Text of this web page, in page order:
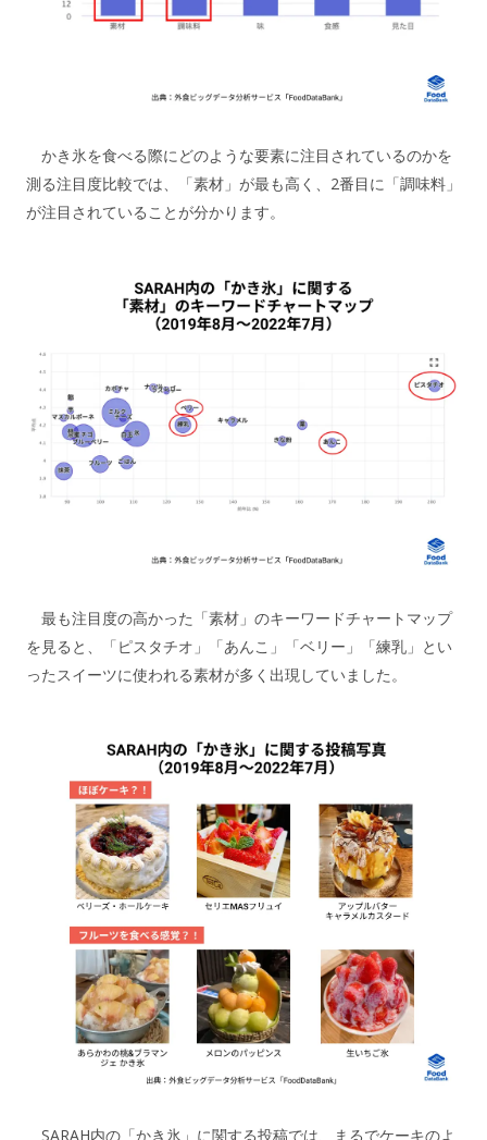
かき氷を食べる際にどのような要素に注目されているのかを
測る注目度比較では、「素材」が最も高く、2番目に「調味料」
が注目されていることが分かります。
最も注目度の高かった「素材」のキーワードチャートマップ
を見ると、「ピスタチオ」「あんこ」「ベリー」「練乳」とい
ったスイーツに使われる素材が多く出現していました。
SARAH内の「かき氷」に関する投稿では、まるでケーキのよ